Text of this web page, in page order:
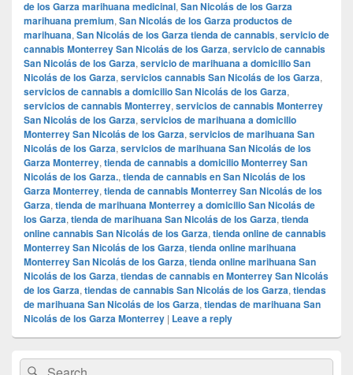
de los Garza marihuana medicinal, San Nicolás de los Garza
marihuana premium, San Nicolás de los Garza productos de
marihuana, San Nicolás de los Garza tienda de cannabis, servicio de
cannabis Monterrey San Nicolás de los Garza, servicio de cannabis
San Nicolás de los Garza, servicio de marihuana a domicilio San
Nicolás de los Garza, servicios cannabis San Nicolás de los Garza,
servicios de cannabis a domicilio San Nicolás de los Garza,
servicios de cannabis Monterrey, servicios de cannabis Monterrey
San Nicolás de los Garza, servicios de marihuana a domicilio
Monterrey San Nicolás de los Garza, servicios de marihuana San
Nicolás de los Garza, servicios de marihuana San Nicolás de los
Garza Monterrey, tienda de cannabis a domicilio Monterrey San
Nicolás de los Garza., tienda de cannabis en San Nicolás de los
Garza Monterrey, tienda de cannabis Monterrey San Nicolás de los
Garza, tienda de marihuana Monterrey a domicilio San Nicolás de
los Garza, tienda de marihuana San Nicolás de los Garza, tienda
online cannabis San Nicolás de los Garza, tienda online de cannabis
Monterrey San Nicolás de los Garza, tienda online marihuana
Monterrey San Nicolás de los Garza, tienda online marihuana San
Nicolás de los Garza, tiendas de cannabis en Monterrey San Nicolás
de los Garza, tiendas de cannabis San Nicolás de los Garza, tiendas
de marihuana San Nicolás de los Garza, tiendas de marihuana San
Nicolás de los Garza Monterrey | Leave a reply
Primary
Sidebar
SearchSearch